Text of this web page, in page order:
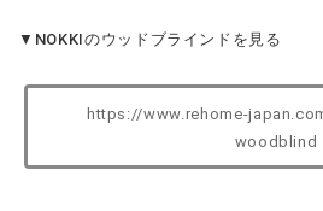
▼NOKKIのウッドブラインドを見る
https://www.rehome-
woodblind